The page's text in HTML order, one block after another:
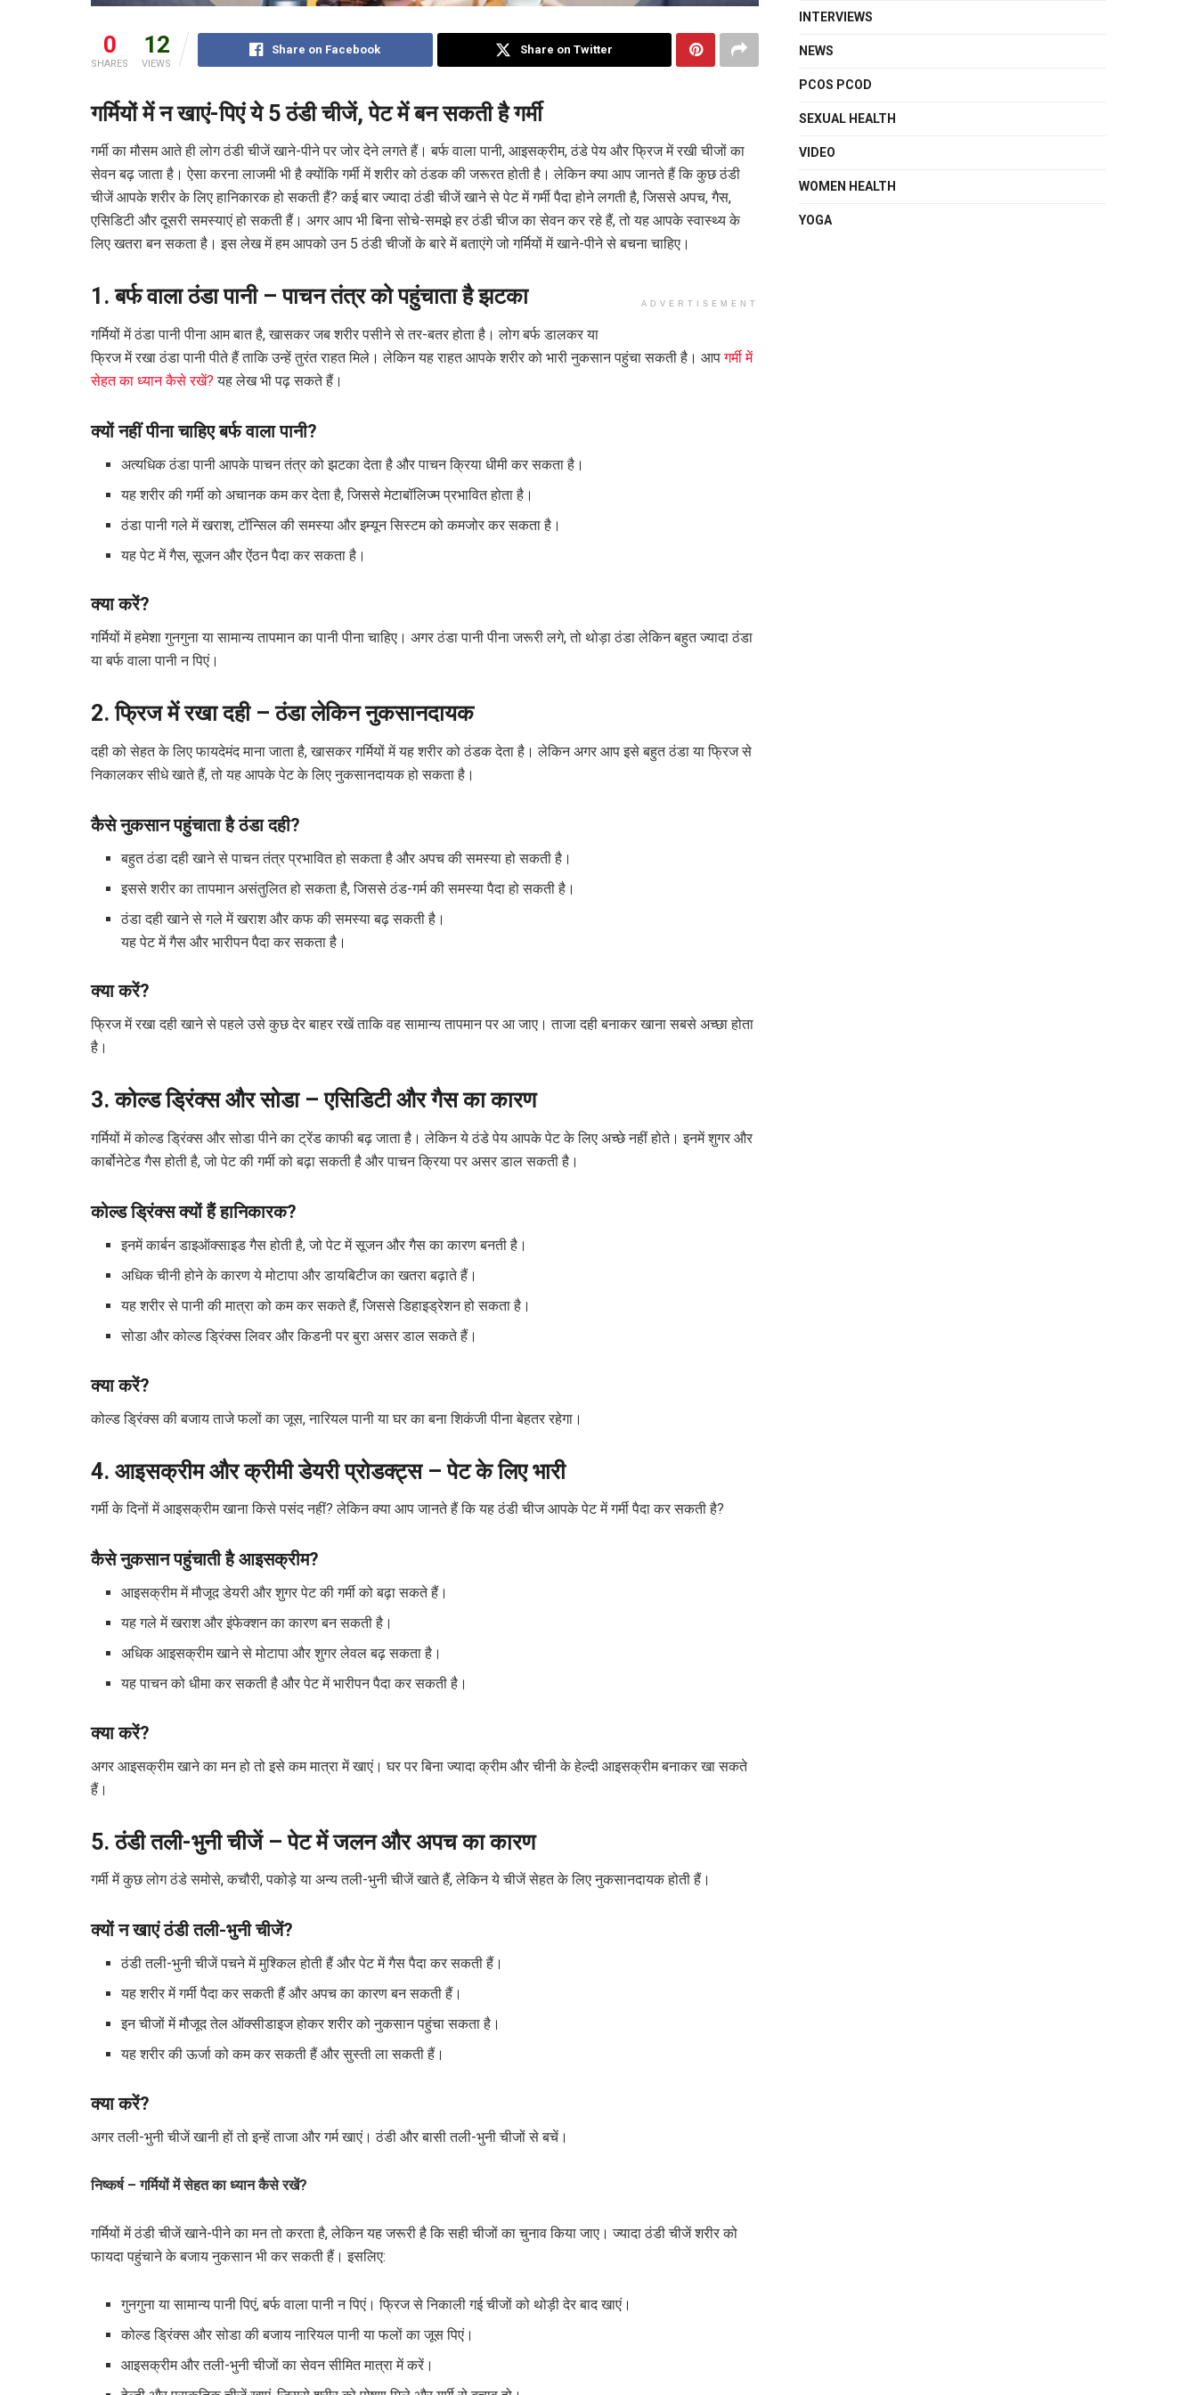
0
SHARES
12
VIEWS
Share on Facebook Share on Twitter
गर्मियों में न खाएं-पिएं ये 5 ठंडी चीजें, पेट में बन सकती है गर्मी
गर्मी का मौसम आते ही लोग ठंडी चीजें खाने-पीने पर जोर देने लगते हैं। बर्फ वाला पानी, आइसक्रीम, ठंडे पेय और फ्रिज में रखी चीजों का
सेवन बढ़ जाता है। ऐसा करना लाजमी भी है क्योंकि गर्मी में शरीर को ठंडक की जरूरत होती है। लेकिन क्या आप जानते हैं कि कुछ ठंडी
चीजें आपके शरीर के लिए हानिकारक हो सकती हैं? कई बार ज्यादा ठंडी चीजें खाने से पेट में गर्मी पैदा होने लगती है, जिससे अपच, गैस,
एसिडिटी और दूसरी समस्याएं हो सकती हैं। अगर आप भी बिना सोचे-समझे हर ठंडी चीज का सेवन कर रहे हैं, तो यह आपके स्वास्थ्य के
लिए खतरा बन सकता है। इस लेख में हम आपको उन 5 ठंडी चीजों के बारे में बताएंगे जो गर्मियों में खाने-पीने से बचना चाहिए।
ADVERTISEMENT
1. बर्फ वाला ठंडा पानी – पाचन तंत्र को पहुंचाता है झटका
गर्मियों में ठंडा पानी पीना आम बात है, खासकर जब शरीर पसीने से तर-बतर होता है। लोग बर्फ डालकर या
फ्रिज में रखा ठंडा पानी पीते हैं ताकि उन्हें तुरंत राहत मिले। लेकिन यह राहत आपके शरीर को भारी नुकसान पहुंचा सकती है। आपगर्मी में
सेहत का ध्यान कैसे रखें? यह लेख भी पढ़ सकते हैं।
क्यों नहीं पीना चाहिए बर्फ वाला पानी?
अत्यधिक ठंडा पानी आपके पाचन तंत्र को झटका देता है और पाचन क्रिया धीमी कर सकता है।
यह शरीर की गर्मी को अचानक कम कर देता है, जिससे मेटाबॉलिज्म प्रभावित होता है।
ठंडा पानी गले में खराश, टॉन्सिल की समस्या और इम्यून सिस्टम को कमजोर कर सकता है।
यह पेट में गैस, सूजन और ऐंठन पैदा कर सकता है।
क्या करें?
गर्मियों में हमेशा गुनगुना या सामान्य तापमान का पानी पीना चाहिए। अगर ठंडा पानी पीना जरूरी लगे, तो थोड़ा ठंडा लेकिन बहुत ज्यादा ठंडा
या बर्फ वाला पानी न पिएं।
2. फ्रिज में रखा दही – ठंडा लेकिन नुकसानदायक
दही को सेहत के लिए फायदेमंद माना जाता है, खासकर गर्मियों में यह शरीर को ठंडक देता है। लेकिन अगर आप इसे बहुत ठंडा या फ्रिज से
निकालकर सीधे खाते हैं, तो यह आपके पेट के लिए नुकसानदायक हो सकता है।
कैसे नुकसान पहुंचाता है ठंडा दही?
बहुत ठंडा दही खाने से पाचन तंत्र प्रभावित हो सकता है और अपच की समस्या हो सकती है।
इससे शरीर का तापमान असंतुलित हो सकता है, जिससे ठंड-गर्म की समस्या पैदा हो सकती है।
ठंडा दही खाने से गले में खराश और कफ की समस्या बढ़ सकती है।
यह पेट में गैस और भारीपन पैदा कर सकता है।
क्या करें?
फ्रिज में रखा दही खाने से पहले उसे कुछ देर बाहर रखें ताकि वह सामान्य तापमान पर आ जाए। ताजा दही बनाकर खाना सबसे अच्छा होता
है।
3. कोल्ड ड्रिंक्स और सोडा – एसिडिटी और गैस का कारण
गर्मियों में कोल्ड ड्रिंक्स और सोडा पीने का ट्रेंड काफी बढ़ जाता है। लेकिन ये ठंडे पेय आपके पेट के लिए अच्छे नहीं होते। इनमें शुगर और
कार्बोनेटेड गैस होती है, जो पेट की गर्मी को बढ़ा सकती है और पाचन क्रिया पर असर डाल सकती है।
कोल्ड ड्रिंक्स क्यों हैं हानिकारक?
इनमें कार्बन डाइऑक्साइड गैस होती है, जो पेट में सूजन और गैस का कारण बनती है।
अधिक चीनी होने के कारण ये मोटापा और डायबिटीज का खतरा बढ़ाते हैं।
यह शरीर से पानी की मात्रा को कम कर सकते हैं, जिससे डिहाइड्रेशन हो सकता है।
सोडा और कोल्ड ड्रिंक्स लिवर और किडनी पर बुरा असर डाल सकते हैं।
क्या करें?
कोल्ड ड्रिंक्स की बजाय ताजे फलों का जूस, नारियल पानी या घर का बना शिकंजी पीना बेहतर रहेगा।
4. आइसक्रीम और क्रीमी डेयरी प्रोडक्ट्स – पेट के लिए भारी
गर्मी के दिनों में आइसक्रीम खाना किसे पसंद नहीं? लेकिन क्या आप जानते हैं कि यह ठंडी चीज आपके पेट में गर्मी पैदा कर सकती है?
कैसे नुकसान पहुंचाती है आइसक्रीम?
आइसक्रीम में मौजूद डेयरी और शुगर पेट की गर्मी को बढ़ा सकते हैं।
यह गले में खराश और इंफेक्शन का कारण बन सकती है।
अधिक आइसक्रीम खाने से मोटापा और शुगर लेवल बढ़ सकता है।
यह पाचन को धीमा कर सकती है और पेट में भारीपन पैदा कर सकती है।
क्या करें?
अगर आइसक्रीम खाने का मन हो तो इसे कम मात्रा में खाएं। घर पर बिना ज्यादा क्रीम और चीनी के हेल्दी आइसक्रीम बनाकर खा सकते
हैं।
5. ठंडी तली-भुनी चीजें – पेट में जलन और अपच का कारण
गर्मी में कुछ लोग ठंडे समोसे, कचौरी, पकोड़े या अन्य तली-भुनी चीजें खाते हैं, लेकिन ये चीजें सेहत के लिए नुकसानदायक होती हैं।
क्यों न खाएं ठंडी तली-भुनी चीजें?
ठंडी तली-भुनी चीजें पचने में मुश्किल होती हैं और पेट में गैस पैदा कर सकती हैं।
यह शरीर में गर्मी पैदा कर सकती हैं और अपच का कारण बन सकती हैं।
इन चीजों में मौजूद तेल ऑक्सीडाइज होकर शरीर को नुकसान पहुंचा सकता है।
यह शरीर की ऊर्जा को कम कर सकती हैं और सुस्ती ला सकती हैं।
क्या करें?
अगर तली-भुनी चीजें खानी हों तो इन्हें ताजा और गर्म खाएं। ठंडी और बासी तली-भुनी चीजों से बचें।
निष्कर्ष – गर्मियों में सेहत का ध्यान कैसे रखें?
गर्मियों में ठंडी चीजें खाने-पीने का मन तो करता है, लेकिन यह जरूरी है कि सही चीजों का चुनाव किया जाए। ज्यादा ठंडी चीजें शरीर को
फायदा पहुंचाने के बजाय नुकसान भी कर सकती हैं। इसलिए:
गुनगुना या सामान्य पानी पिएं, बर्फ वाला पानी न पिएं। फ्रिज से निकाली गई चीजों को थोड़ी देर बाद खाएं।
कोल्ड ड्रिंक्स और सोडा की बजाय नारियल पानी या फलों का जूस पिएं।
आइसक्रीम और तली-भुनी चीजों का सेवन सीमित मात्रा में करें।
INTERVIEWS
NEWS
PCOS PCOD
SEXUAL HEALTH
VIDEO
WOMEN HEALTH
YOGA